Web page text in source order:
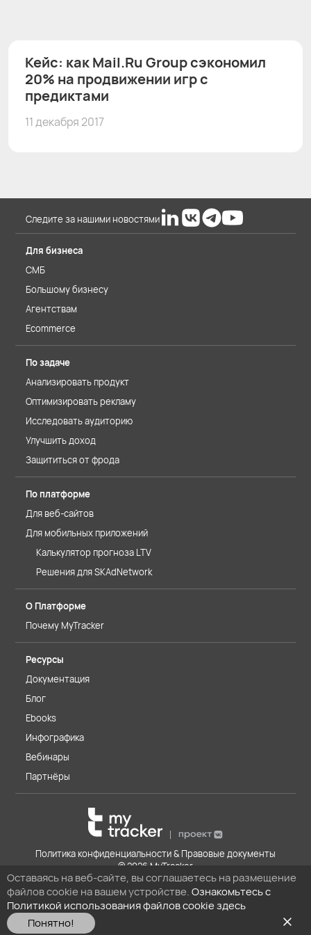
Оставаясь на веб-сайте, вы соглашаетесь на размещение
файлов cookie на вашем устройстве.Ознакомьтесь с
Политикой использования файлов cookie здесь
Понятно!
Кейс: как Mail.Ru Group сэкономил
20% на продвижении игр с
предиктами
11 декабря 2017
Следите за нашими новостями
Для бизнеса
СМБ
Большому бизнесу
Агентствам
Ecommerce
По задаче
Анализировать продукт
Оптимизировать рекламу
Исследовать аудиторию
Улучшить доход
Защититься от фрода
По платформе
Для веб-сайтов
Для мобильных приложений
Калькулятор прогноза LTV
Решения для SKAdNetwork
О Платформе
Почему MyTracker
Ресурсы
Документация
Блог
Ebooks
Инфографика
Вебинары
Партнёры
Политика конфиденциальности & Правовые документы
© 2026 MyTracker